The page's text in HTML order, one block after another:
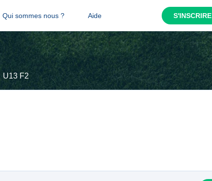
Qui sommes nous ? Aide S'INSCRIRE
U13 F2